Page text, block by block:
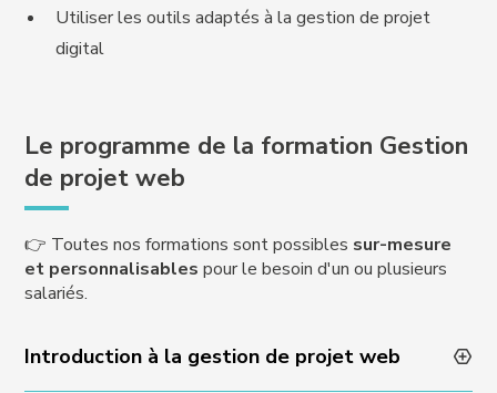
Utiliser les outils adaptés à la gestion de projet
digital
Le programme de la formation Gestion
de projet web
👉 Toutes nos formations sont possibles sur-mesure
et personnalisables pour le besoin d'un ou plusieurs
salariés.
Introduction à la gestion de projet web